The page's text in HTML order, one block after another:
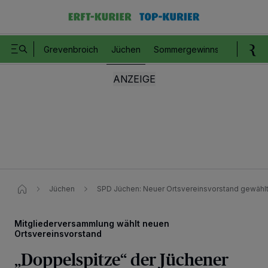
Grevenbroich Jüchen Sommergewinnspiel
Jüchen SPD Jüchen: Neuer Ortsvereinsvorstand gewählt
Mitgliederversammlung wählt neuen
Ortsvereinsvorstand
„Doppelspitze“ der Jüchener